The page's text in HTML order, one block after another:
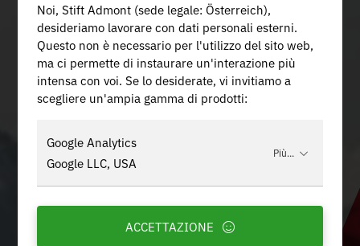
Noi, Stift Admont (sede legale: Österreich),
desideriamo lavorare con dati personali esterni.
Questo non è necessario per l'utilizzo del sito web,
ma ci permette di instaurare un'interazione più
intensa con voi. Se lo desiderate, vi invitiamo a
scegliere un'ampia gamma di prodotti:
Google Analytics
Google LLC, USA
Più...
ACCETTAZIONE